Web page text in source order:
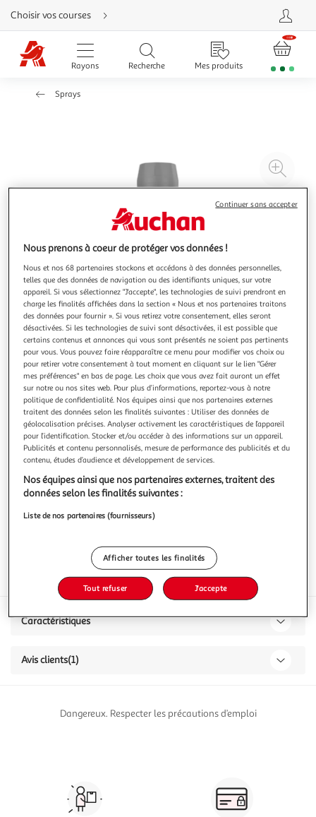
Aller
directement
au
contenu
Aller
directement
Aller
besoin
Choisir vos courses
Rayons Recherche Mes produits
Sprays
à
5.0 (1)
AXE
Déodorant spray homme 48h gold caramel billionaire
200ml
Vous voulez connaître le prix de ce produit ?
Afficher le prix
Inflammable
Caractéristiques
Avis clients(1)
Dangereux. Respecter les précautions d’emploi
Nous prenons à coeur de protéger vos données !
Nous et nos 68 partenaires stockons et accédons à des données personnelles,
telles que des données de navigation ou des identifiants uniques, sur votre
appareil. Si vous sélectionnez "J'accepte", les technologies de suivi prendront en
charge les finalités affichées dans la section « Nous et nos partenaires traitons
des données pour fournir ». Si vous retirez votre consentement, elles seront
désactivées. Si les technologies de suivi sont désactivées, il est possible que
certains contenus et annonces qui vous sont présentés ne soient pas pertinents
pour vous. Vous pouvez faire réapparaître ce menu pour modifier vos choix ou
pour retirer votre consentement à tout moment en cliquant sur le lien "Gérer
mes préférences" en bas de page. Les choix que vous avez fait auront un effet
sur notre ou nos sites web. Pour plus d’informations, reportez-vous à notre
politique de confidentialité. Nos équipes ainsi que nos partenaires externes
traitent des données selon les finalités suivantes : Utiliser des données de
géolocalisation précises. Analyser activement les caractéristiques de l’appareil
pour l’identification. Stocker et/ou accéder à des informations sur un appareil.
Publicités et contenu personnalisés, mesure de performance des publicités et du
contenu, études d’audience et développement de services.
Nos équipes ainsi que nos partenaires externes, traitent des
données selon les finalités suivantes :
Liste de nos partenaires (fournisseurs)
Afficher toutes les finalités
Tout refuser J'accepte
Continuer sans accepter